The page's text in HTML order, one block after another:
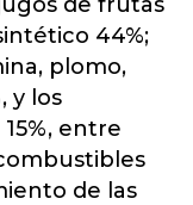
44%;
plomo,
y los
entre
de las